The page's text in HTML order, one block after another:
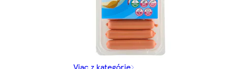
Viac z kategórie